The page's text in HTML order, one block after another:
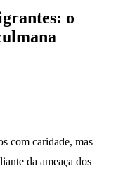
o
com caridade, mas
da ameaça dos